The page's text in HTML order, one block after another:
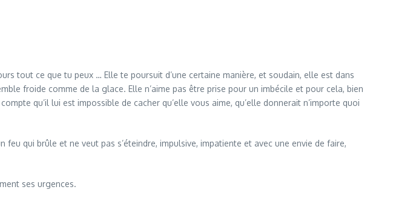
tout ce que tu peux … Elle te poursuit d’une certaine manière, et soudain, elle est dans
froide comme de la glace. Elle n’aime pas être prise pour un imbécile et pour cela, bien
qu’il lui est impossible de cacher qu’elle vous aime, qu’elle donnerait n’importe quoi
qui brûle et ne veut pas s’éteindre, impulsive, impatiente et avec une envie de faire,
ses urgences.